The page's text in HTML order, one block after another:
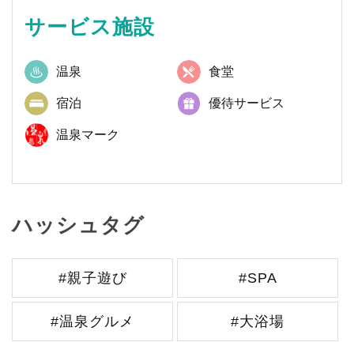
サービス施設
温泉 食堂
宿泊 優待サービス
温泉マーク
ハッシュタグ
#親子遊び #SPA
#温泉グルメ #大浴場